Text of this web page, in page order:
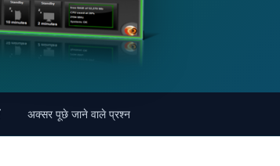
अक्सर पूछे जाने वाले प्रश्न